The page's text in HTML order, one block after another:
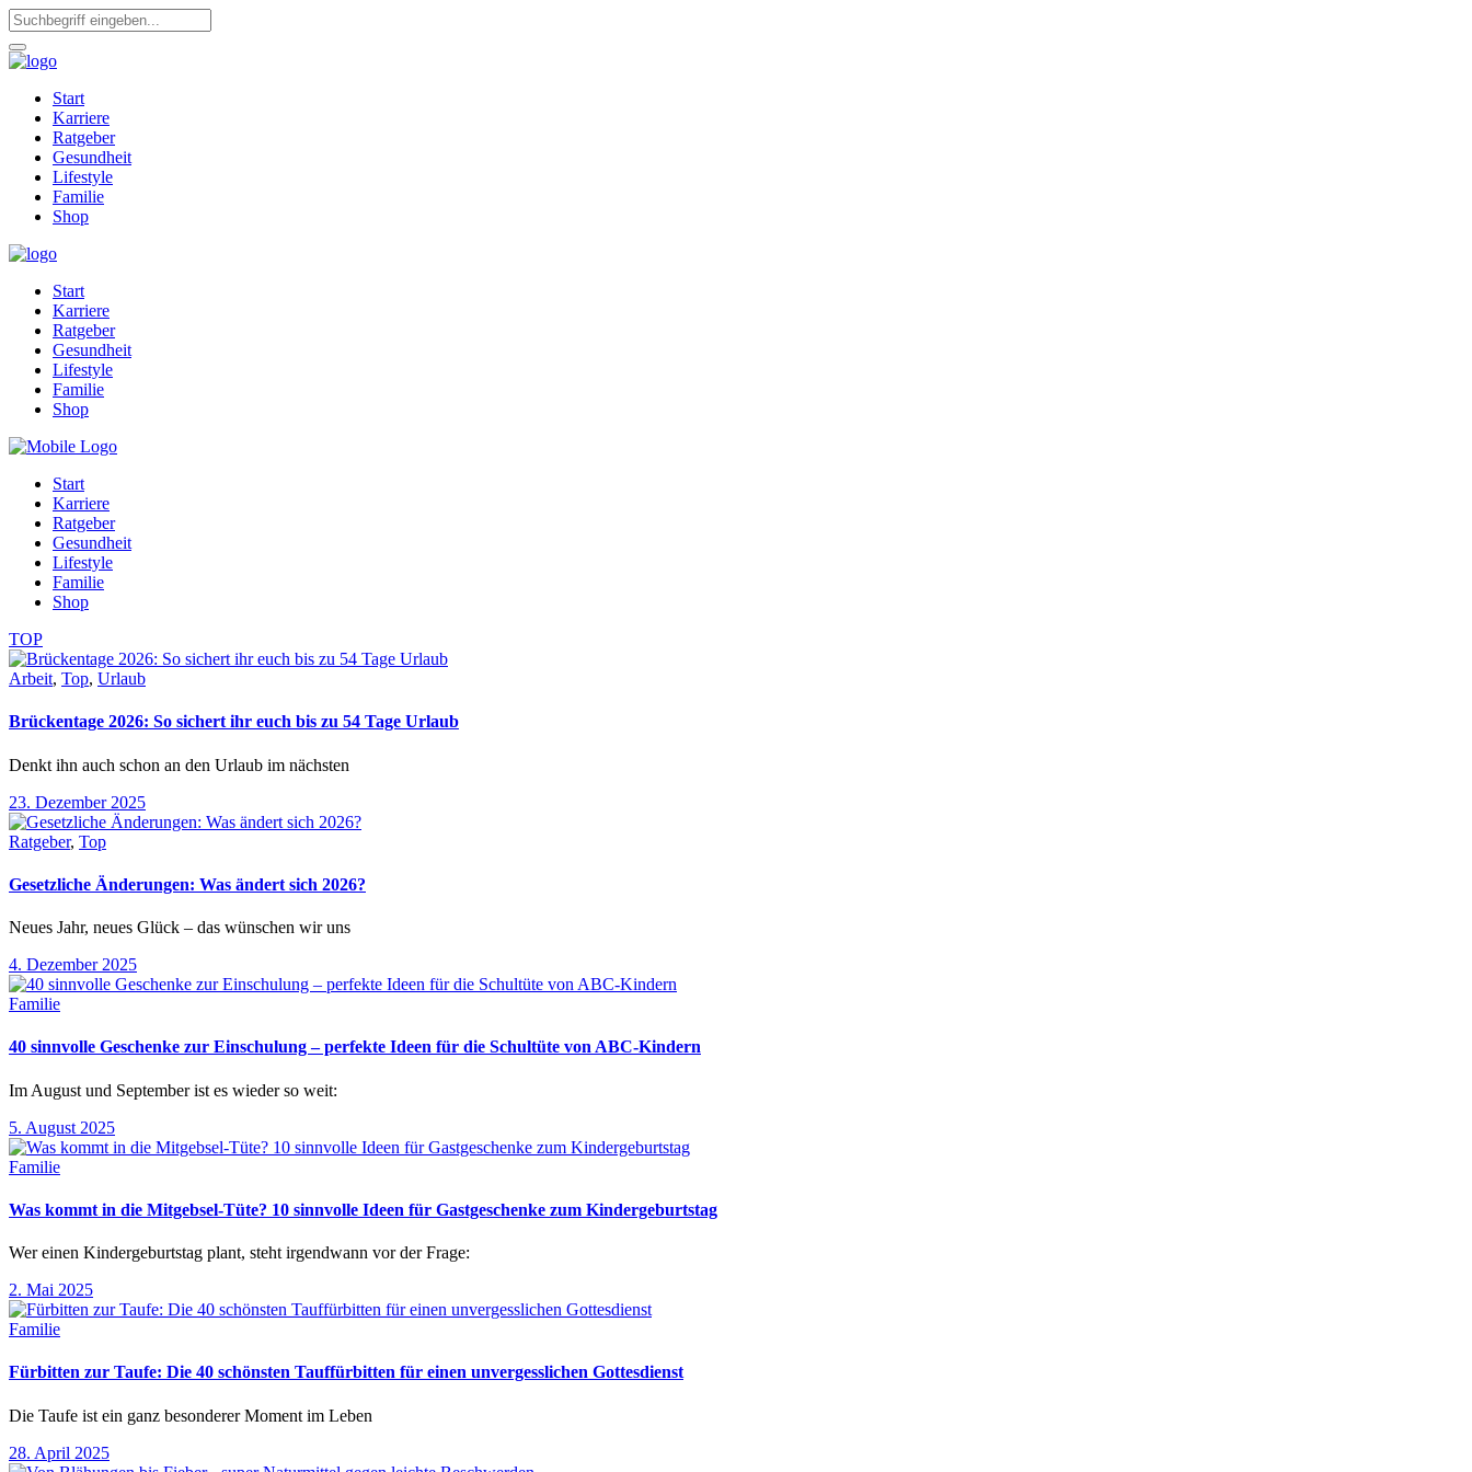
Start
Karriere
Ratgeber
Gesundheit
Lifestyle
Familie
Shop
Start
Karriere
Ratgeber
Gesundheit
Lifestyle
Familie
Shop
Start
Karriere
Ratgeber
Gesundheit
Lifestyle
Familie
Shop
TOP
Arbeit, Top, Urlaub
Brückentage 2026: So sichert ihr euch bis zu 54 Tage Urlaub
Denkt ihn auch schon an den Urlaub im nächsten
23. Dezember 2025
Ratgeber, Top
Gesetzliche Änderungen: Was ändert sich 2026?
Neues Jahr, neues Glück – das wünschen wir uns
4. Dezember 2025
Familie
40 sinnvolle Geschenke zur Einschulung – perfekte Ideen für die Schultüte von ABC-Kindern
Im August und September ist es wieder so weit:
5. August 2025
Familie
Was kommt in die Mitgebsel-Tüte? 10 sinnvolle Ideen für Gastgeschenke zum Kindergeburtstag
Wer einen Kindergeburtstag plant, steht irgendwann vor der Frage:
2. Mai 2025
Familie
Fürbitten zur Taufe: Die 40 schönsten Tauffürbitten für einen unvergesslichen Gottesdienst
Die Taufe ist ein ganz besonderer Moment im Leben
28. April 2025